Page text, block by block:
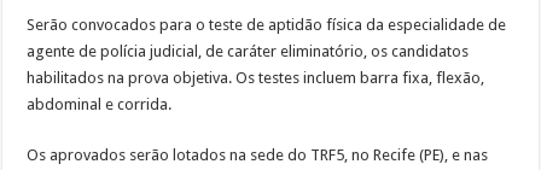
Serão convocados para o teste de aptidão física da especialidade de
agente de polícia judicial, de caráter eliminatório, os candidatos
habilitados na prova objetiva. Os testes incluem barra fixa, flexão,
abdominal e corrida.
Os aprovados serão lotados na sede do TRF5, no Recife (PE), e nas